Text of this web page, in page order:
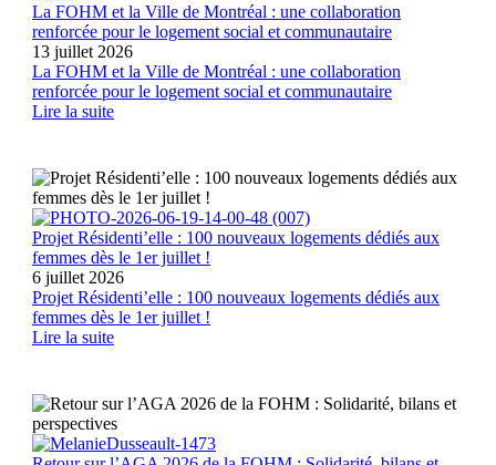
La FOHM et la Ville de Montréal : une collaboration
renforcée pour le logement social et communautaire
13 juillet 2026
La FOHM et la Ville de Montréal : une collaboration
renforcée pour le logement social et communautaire
Lire la suite
Projet Résidenti’elle : 100 nouveaux logements dédiés aux
femmes dès le 1er juillet !
6 juillet 2026
Projet Résidenti’elle : 100 nouveaux logements dédiés aux
femmes dès le 1er juillet !
Lire la suite